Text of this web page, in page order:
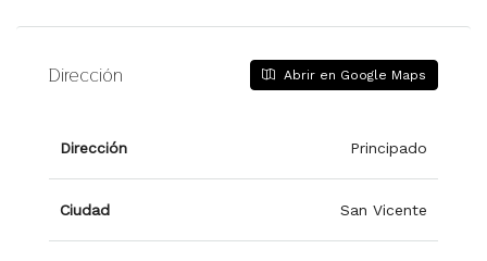
Dirección Abrir en Google Maps
Dirección Principado
Ciudad San Vicente